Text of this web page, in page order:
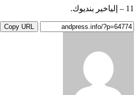
11 – إلياخير بنديوك.
Copy URL